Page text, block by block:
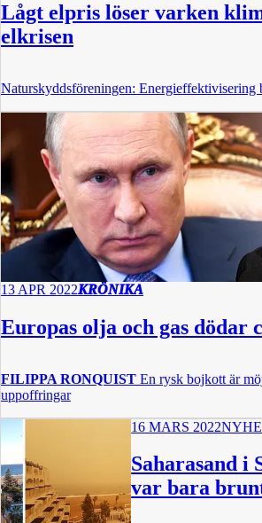
Lågt elpris löser varken
elkrisen
Naturskyddsföreningen: Energieffektivisering
13 APR 2022KRÖNIKA
Europas olja och gas dödar
FILIPPA RONQUIST En rysk bojkott är
uppoffringar
16 MARS 2022
Saharasand i
var bara